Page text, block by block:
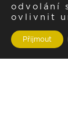
odvolání
ovlivnit
Přijmout